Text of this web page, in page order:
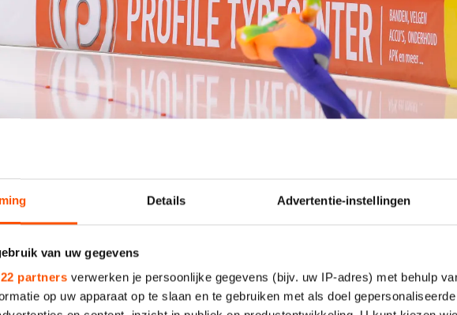
Details Advertentie-instellingen
van uw gegevens
partners verwerken je persoonlijke gegevens (bijv. uw IP-adres) met behulp
op uw apparaat op te slaan en te gebruiken met als doel